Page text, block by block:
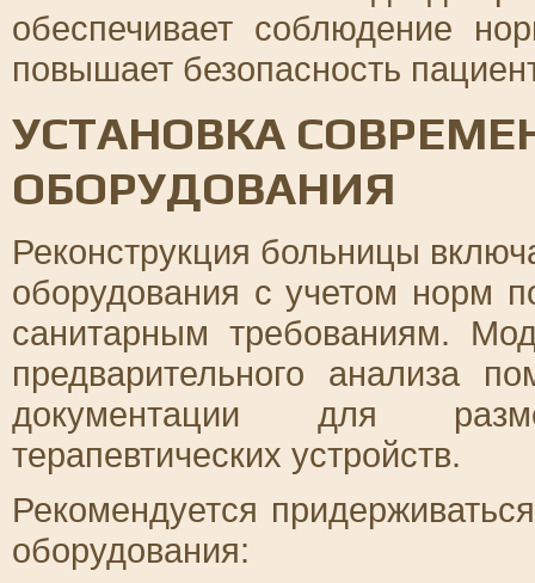
обеспечивает соблюдение
повышает безопасность
УСТАНОВКА
ОБОРУДОВАНИЯ
Реконструкция больницы
оборудования с учетом норм
санитарным требованиям.
предварительного анализа
документации для
терапевтических устройств.
Рекомендуется
оборудования: